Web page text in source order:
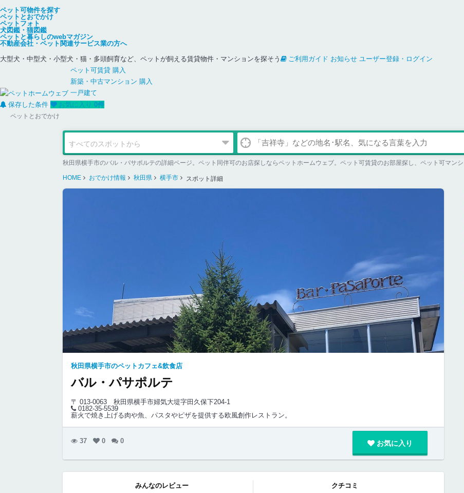
ペット可物件を探す
ペットとおでかけ
ペットフォト
犬図鑑・猫図鑑
ペットと暮らしのwebマガジン
不動産会社・ペット関連サービス業の方へ
大型犬・中型犬・小型犬・猫・多頭飼育など、ペットが飼える賃貸物件・マンションを探そう
ご利用ガイド お知らせ ユーザー登録・ログイン
ペット可賃貸 購入
新築・中古マンション 購入
一戸建て
保存した条件
お気に入り 0件
ペットとおでかけ
秋田県横手市のバル・パサポルテの詳細ページ。ペット同伴可のお店探しならペットホームウェブ。ペット可賃貸のお部屋探し、ペット可マン
HOME おでかけ情報 秋田県 横手市 スポット詳細
秋田県横手市のペットカフェ&飲食店
バル・パサポルテ
〒 013-0063
秋田県横手市婦気大堤字田久保下204-1
0182-35-5539
薪火で焼き上げる肉や魚、パスタやピザを提供する欧風創作レストラン。
37 0 0 お気に入り
みんなのレビュー クチコミ